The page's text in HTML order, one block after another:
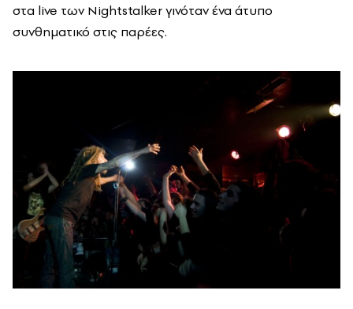
στα live των Nightstalker γινόταν ένα άτυπο
συνθηματικό στις παρέες.